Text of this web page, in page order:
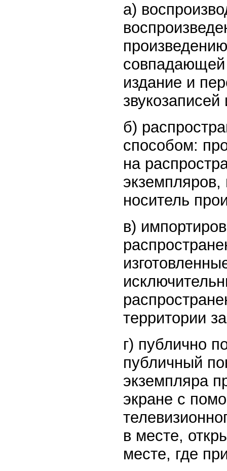
а)
совпадающей
издание и
б)
способом:
на
носитель
в)
территории
г) публично
публичный
экземпляра
экране с
в месте,
месте, где